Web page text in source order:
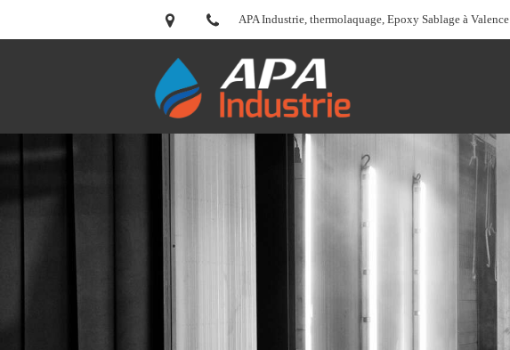
APA Industrie, thermolaquage, Epoxy Sablage à Valence